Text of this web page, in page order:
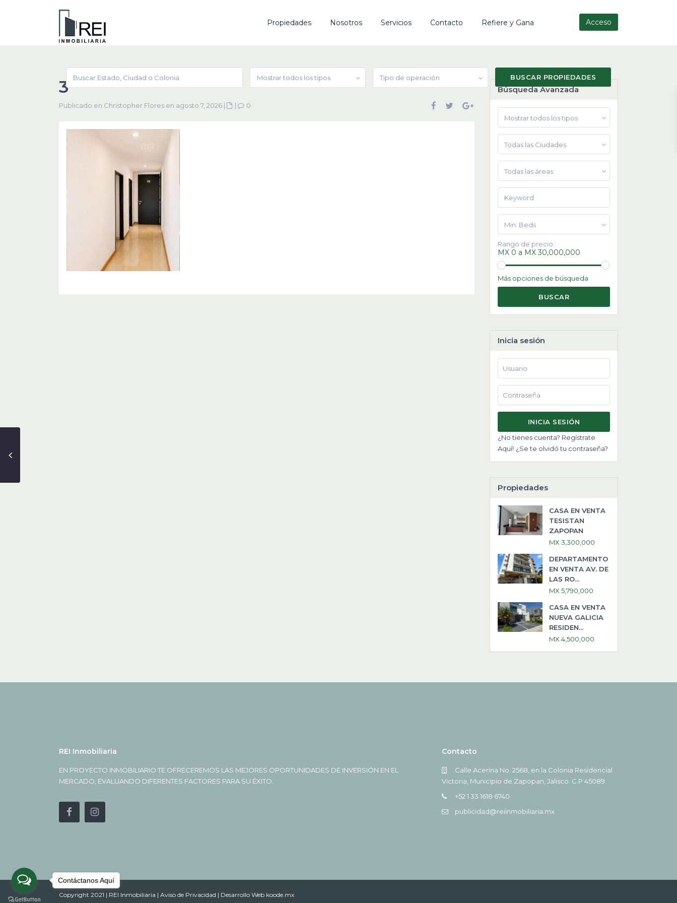
Acceso
Propiedades Nosotros Servicios Contacto Refiere y Gana
Mostrar todos los tipos Tipo de operación
3
Publicado en Christopher Flores en agosto 7, 2026 | | 0
Búsqueda Avanzada
Mostrar todos los tipos
Todas las Ciudades
Todas las áreas
Min. Beds
Rango de precio:
MX 0 a MX 30,000,000
Más opciones de búsqueda
BUSCAR
Inicia sesión
INICIA SESIÓN
¿No tienes cuenta? Regístrate
Aquí! ¿Se te olvidó tu contraseña?
Propiedades
CASA EN VENTA
TESISTAN
ZAPOPAN
MX 3,300,000
DEPARTAMENTO
EN VENTA AV. DE
LAS RO...
MX 5,790,000
CASA EN VENTA
NUEVA GALICIA
RESIDEN...
MX 4,500,000
REI Inmobiliaria
EN PROYECTO INMOBILIARIO TE OFRECEREMOS LAS MEJORES OPORTUNIDADES DE INVERSIÓN EN EL
MERCADO, EVALUANDO DIFERENTES FACTORES PARA SU ÉXITO.
Contacto
Calle Acerina No. 2568, en la Colonia Residencial
Victoria, Municipio de Zapopan, Jalisco. C.P 45089
+52 1 33 1618 6740
publicidad@reiinmobiliaria.mx
Copyright 2021 | REI Inmobiliaria | Aviso de Privacidad | Desarrollo Web koode.mx
Contáctanos Aquí